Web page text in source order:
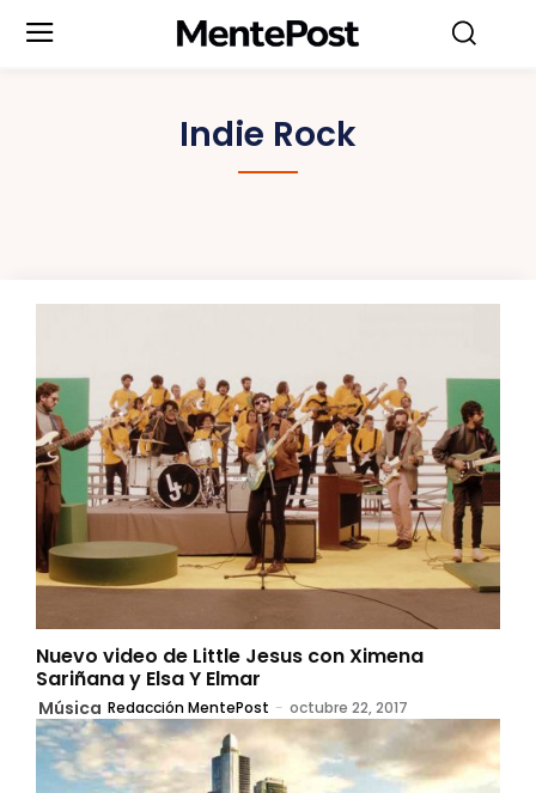
Indie Rock
Nuevo video de Little Jesus con Ximena
Sariñana y Elsa Y Elmar
Música Redacción MentePost - octubre 22, 2017